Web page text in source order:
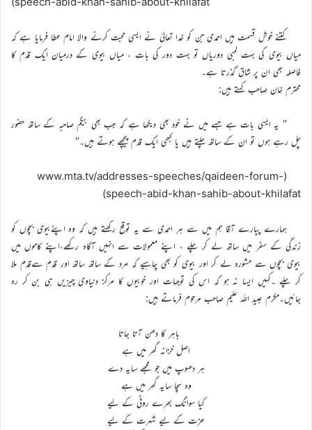
کتنے خوش قسمت ہیں احمدی جن کو خدا تعالیٰ نے ایسی محبت کرنے والا امام عطا فرمایا ہے کہ
میاں بیوی کی بہت لمبی دوریاں تو بہت دور کی بات ، میاں بیوی کے درمیان ایک قدم کا
فاصلہ بھی ان پر شاق گذرتا ہے۔
محترم خان صاحب کہتے ہیں:
‘‘ یہ ایسی بات ہے جسے میں نے خود بھی دیکھا ہے کہ جب بھی بیگم صاحبہ کے ساتھ حضور
چل رہے ہوں تو ان کے ساتھ چلتے ہیں یا کبھی ایک قدم پیچھے ہوتے ہیں۔’’
(www.mta.tv/addresses-speeches/qaideen-forum-
speech-abid-khan-sahib-about-khilafat)
ہمارے پیارے آقا ہم میں سے ہر احمدی سے یہ توقع رکھتے ہیں کہ وہ اپنےبیوی بچوں کو
زندگی کے سفر میں ساتھ لے کر چلے ، اپنے معمولات سے انہیں آگاہ رکھے،اپنے کاموں میں
بیوی بچوں سے مشورہ لے کر اور بیوی کو بھی چاہیے کہ مرد کے ساتھ ساتھ اور قدم سےقدم ملا
کر چلے ۔کہیں ایسا نہ ہو کہ اس کی توجہات اور خوبیوں کا مرکز دنیاوی چیزیں ہی بن کر رہ
جائیں۔مکرم عبید اللہ علیم صاحب مرحوم فرماتے ہیں:
باہر کا دھن آتا جاتا
اصل خزانہ گھر میں ہے
ہر دھوپ میں جو مجھے سایہ دے
وہ سچا سایہ گھر میں ہے
کیا سوانگ بھرے روٹی کے لیے
عزت کے لیے شہرت کے لیے